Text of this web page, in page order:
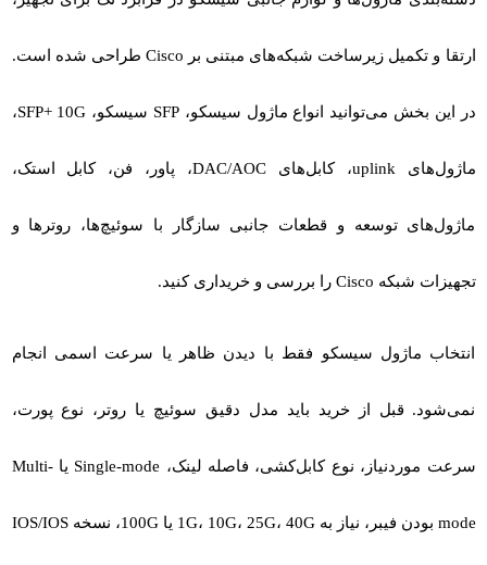
ارتقا و تکمیل زیرساخت شبکه‌های مبتنی بر Cisco طراحی شده است.
در این بخش می‌توانید انواع ماژول سیسکو،SFP سیسکو ، SFP+ 10G،
ماژول‌های uplink، کابل‌های DAC/AOC، پاور، فن، کابل استک،
ماژول‌های توسعه و قطعات جانبی سازگار با سوئیچ‌ها، روترها و
تجهیزات شبکه Cisco را بررسی و خریداری کنید.
انتخاب ماژول سیسکو فقط با دیدن ظاهر یا سرعت اسمی انجام
نمی‌شود. قبل از خرید باید مدل دقیق سوئیچ یا روتر، نوع پورت،
سرعت موردنیاز، نوع کابل‌کشی، فاصله لینک، Single-mode یا Multi-
mode بودن فیبر، نیاز به 1G، 10G، 25G، 40G یا 100G، نسخه IOS/IOS